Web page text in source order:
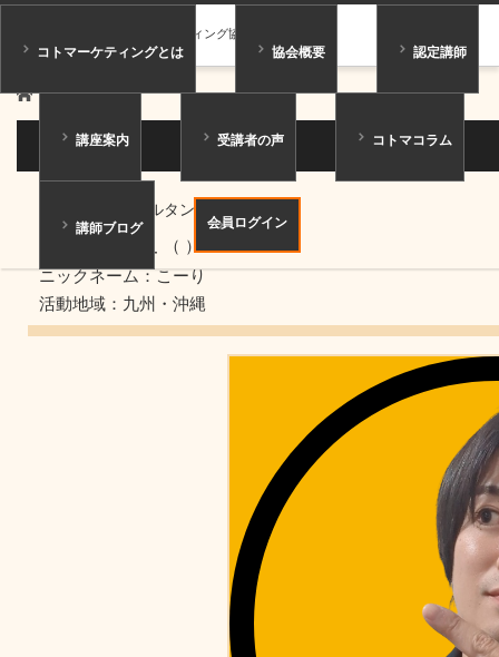
一般社団法人コトマーケティング協会
コトマーケティングとは 協会概要 認定講師
講座案内 受講者の声 コトマコラム
講師ブログ 会員ログイン
ホーム 講師紹介
講師紹介
ジュニアコンサルタント
荒田 幸里
（ ）
ニックネーム：こーり
活動地域：九州・沖縄